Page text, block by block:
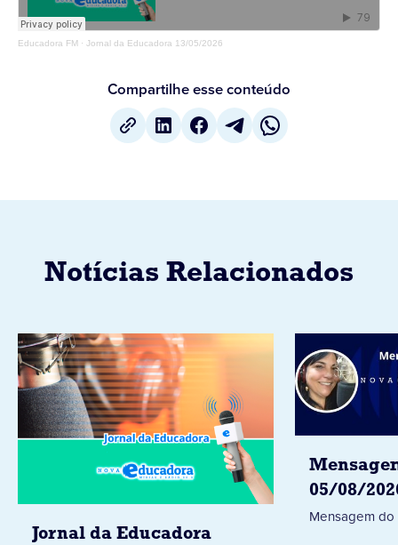
Educadora FM · Jornal da Educadora 13/05/2026
Compartilhe esse conteúdo
Notícias Relacionados
Jornal da Educadora
05/08/
Mensagem do